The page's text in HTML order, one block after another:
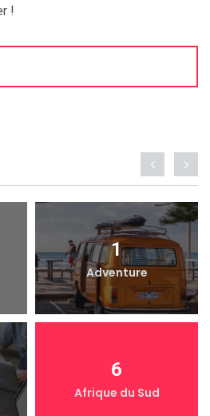
!
1
Adventure
6
Afrique du Sud